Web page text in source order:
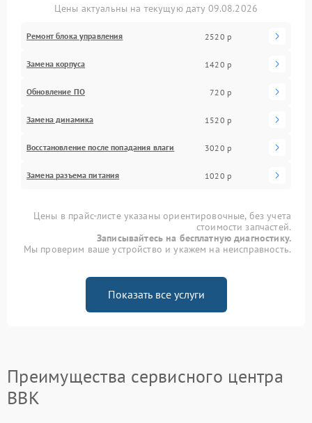
Цены актуальны на текущую дату 09.08.2026
Ремонт блока управления 2520 р
Замена корпуса 1420 р
Обновление ПО 720 р
Замена динамика 1520 р
Восстановление после попадания влаги 3020 р
Замена разъема питания 1020 р
Цены в прайс-листе указаны ориентировочные, без учета
стоимости запчастей.
Записывайтесь на бесплатную диагностику.
Мы проверим ваше устройство и укажем на неисправность.
Показать все услуги
Преимущества сервисного центра
BBK